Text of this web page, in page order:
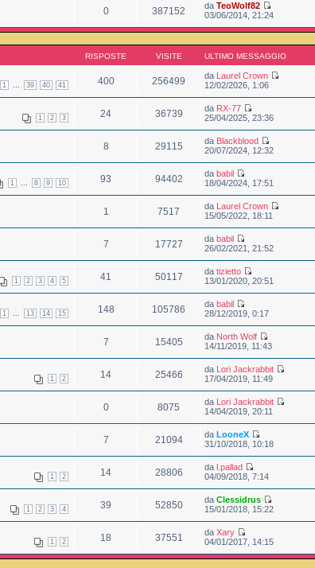
0 387152 daTeoWolf82
03/06/2014, 21:24
RISPOSTE VISITE ULTIMO MESSAGGIO
1 39 40 41 400 256499 da Laurel Crown
12/02/2026, 1:06
1 2 3 24 36739 da RX-77
25/04/2025, 23:36
8 29115 da Blackblood
20/07/2024, 12:32
1 8 9 10 93 94402 dababil
18/04/2024, 17:51
1 7517 da Laurel Crown
15/05/2022, 18:11
7 17727 dababil
26/02/2021, 21:52
1 2 3 4 5 41 50117 datizietto
13/01/2020, 20:51
1 13 14 15 148 105786 dababil
28/12/2019, 0:17
7 15405 da North Wolf
14/11/2019, 11:43
1 2 14 25466 da Lori Jackrabbit
17/04/2019, 11:49
0 8075 da Lori Jackrabbit
14/04/2019, 20:11
7 21094 daLooneX
31/10/2018, 10:18
1 2 14 28806 dal.pallad
04/09/2018, 7:14
1 2 3 4 39 52850 daClessidrus
15/01/2018, 15:22
1 2 18 37551 daXary
04/01/2017, 14:15